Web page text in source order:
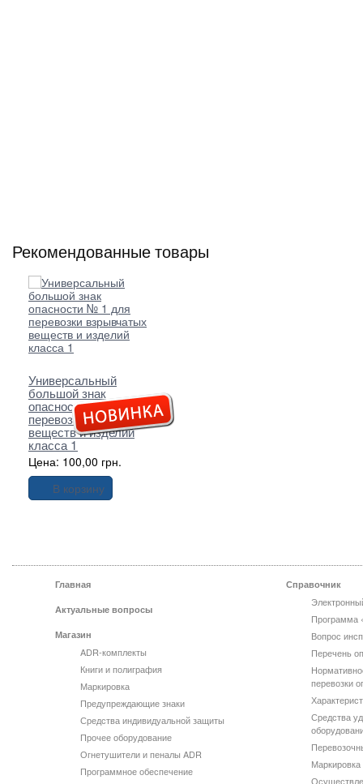
Рекомендованные товары
Универсальный
большой знак
опасности № 1 для
перевозки взрывчатых
веществ и изделий
класса 1
Цена: 100,00 грн.
В корзину
Главная
Актуальные вопросы
Магазин
ADR-комплекты
Книги и полиграфия
Маркировка
Предупреждающие знаки
Средства индивидуальной защиты
Прочее оборудование
Огнетушители и пеналы ADR
Программное обеспечение
Справочник
Программа
Вопрос
Перечень
перевозки
Средства